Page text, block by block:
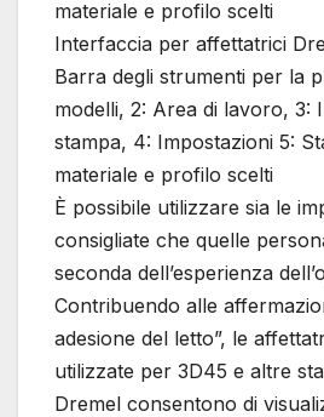
materiale e profilo scelti
Interfaccia per affettatrici
Barra degli strumenti per la
modelli, 2: Area di lavoro, 3:
stampa, 4: Impostazioni 5:
materiale e profilo scelti
È possibile utilizzare sia le
consigliate che quelle
seconda dell’esperienza
Contribuendo alle
adesione del letto”, le
utilizzate per 3D45 e altre
Dremel consentono di